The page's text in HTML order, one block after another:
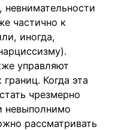
невнимательности
частично к
иногда,
управляют
Когда эта
чрезмерно
невыполнимо
рассматривать